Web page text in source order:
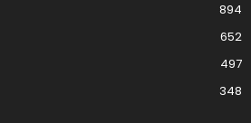
894
652
497
348